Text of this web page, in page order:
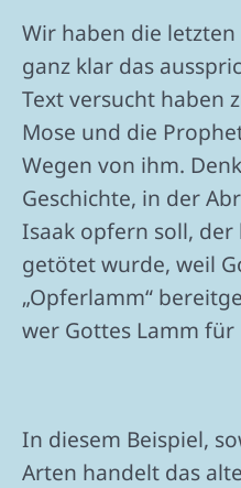
Wir haben die
ganz klar das
Text versucht haben
Mose und die
Wegen von ihm.
Geschichte, in der
Isaak opfern soll,
getötet wurde, weil
„Opferlamm“
wer Gottes Lamm für
In diesem Beispiel,
Arten handelt das